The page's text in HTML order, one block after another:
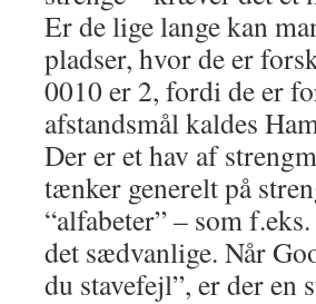
Er de lige lange kan
pladser, hvor de er
0010 er 2, fordi de er
afstandsmål kaldes
Der er et hav af
tænker generelt på
“alfabeter” – som
det sædvanlige. Når
du stavefejl”, er der